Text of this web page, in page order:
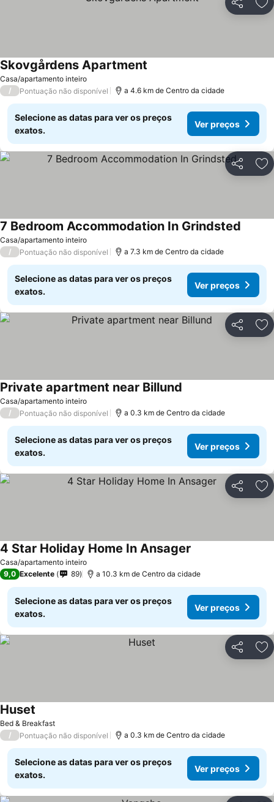
Partilhar
Casa/apartamento inteiro
Skovgårdens Apartment
/ Pontuação não disponível a 4.6 km de Centro da cidade
Selecione as datas para ver os preços
exatos.
Ver preços
Partilhar
Casa/apartamento inteiro
7 Bedroom Accommodation In Grindsted
/ Pontuação não disponível a 7.3 km de Centro da cidade
Selecione as datas para ver os preços
exatos.
Ver preços
Partilhar
Casa/apartamento inteiro
Private apartment near Billund
/ Pontuação não disponível a 0.3 km de Centro da cidade
Selecione as datas para ver os preços
exatos.
Ver preços
Partilhar
Casa/apartamento inteiro
4 Star Holiday Home In Ansager
9,0 Excelente 89 a 10.3 km de Centro da cidade
Selecione as datas para ver os preços
exatos.
Ver preços
Partilhar
Bed & Breakfast
Huset
/ Pontuação não disponível a 0.3 km de Centro da cidade
Selecione as datas para ver os preços
exatos.
Ver preços